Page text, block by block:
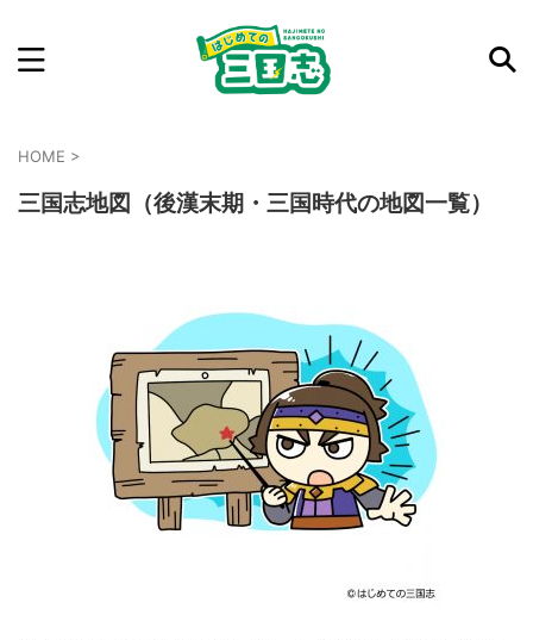
気になった三国志の合戦や人物、時代などを入力して
です）
HOME >
三国志地図（後漢末期・三国時代の地図一覧）